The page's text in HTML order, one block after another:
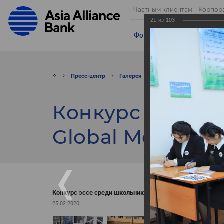
Частным клиентам
Фотогалерея Видео
Пресс-центр Галерея Конкурс
Конкурс эссе
Global Money
Конкурс эссе среди школьников - Global Money Week!
25.02.2020
21 из 103